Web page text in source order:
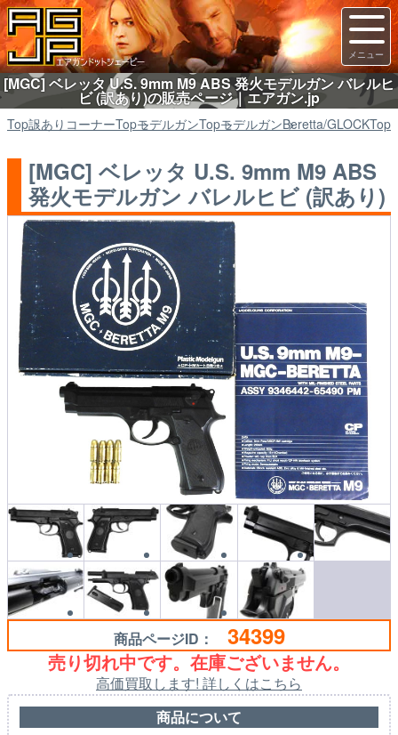
[MGC] ベレッタ U.S. 9mm M9 ABS 発火モデルガン バレルヒ
ビ (訳あり)の販売ページ｜エアガン.jp
Top訳ありコーナーTopモデルガンTopモデルガンBeretta/GLOCKTop
[MGC] ベレッタ U.S. 9mm M9 ABS
発火モデルガン バレルヒビ (訳あり)
商品ページID： 34399
売り切れ中です。在庫ございません。
高価買取します! 詳しくはこちら
商品について